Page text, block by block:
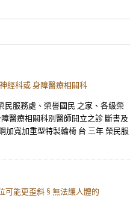
經科或 身障醫療相關科
民服務處、榮譽國民 之家、各級榮
醫療相關科別醫師開立之診 斷書及
加寬加重型特製輪椅 台 三年 榮民服
可能更歪斜 § 無法讓人體的